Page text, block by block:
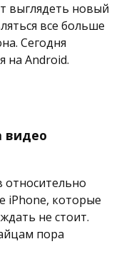
выглядеть новый
все больше
Сегодня
на Android.
видео
относительно
iPhone, которые
не стоит.
пора